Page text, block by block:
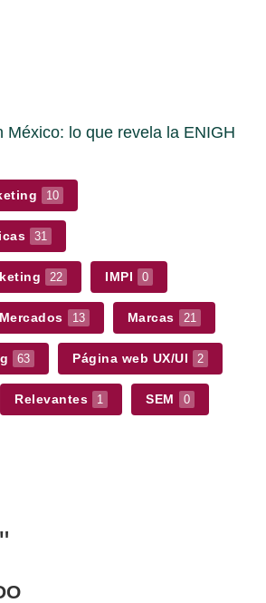
México: lo que revela la ENIGH
10
31
22 IMPI 0
13 Marcas 21
63 Página web UX/UI 2
Relevantes 1 SEM 0